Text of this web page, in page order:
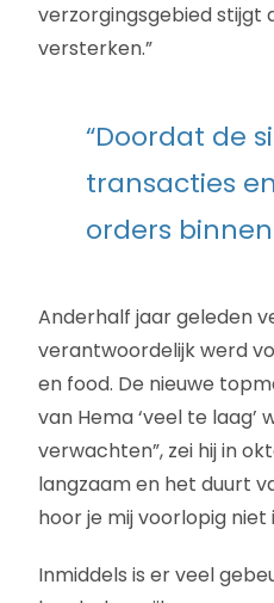
verzorgingsgebied stijgt
versterken.”
“Doordat de
transacties
orders
Anderhalf jaar geleden
verantwoordelijk werd
en food. De nieuwe
van Hema ‘veel te
verwachten”, zei hij in
langzaam en het duurt
hoor je mij voorlopig niet
Inmiddels is er veel